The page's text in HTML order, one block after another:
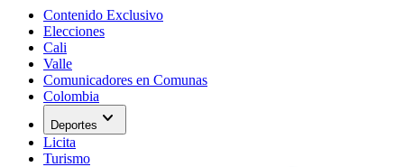
Contenido Exclusivo
Elecciones
Cali
Valle
Comunicadores en Comunas
Colombia
Deportes expand_more
Licita
Turismo